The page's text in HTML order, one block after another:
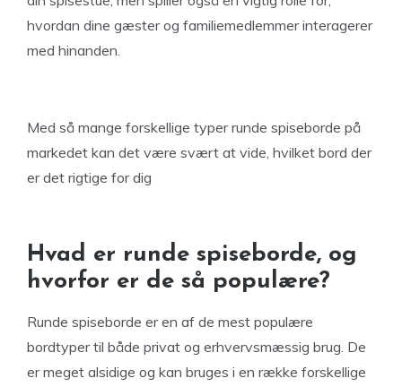
hvordan dine gæster og familiemedlemmer interagerer
med hinanden.
Med så mange forskellige typer runde spiseborde på
markedet kan det være svært at vide, hvilket bord der
er det rigtige for dig
Hvad er runde spiseborde, og
hvorfor er de så populære?
Runde spiseborde er en af de mest populære
bordtyper til både privat og erhvervsmæssig brug. De
er meget alsidige og kan bruges i en række forskellige